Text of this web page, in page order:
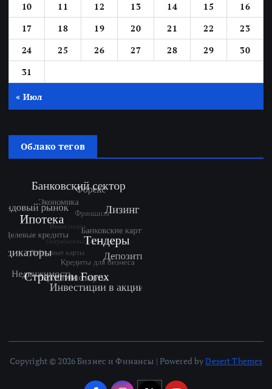
10
11 12 13 14 15
16
17
18 19 20 21 22
23
24
25 26 27 28 29
30
31
« Июл
Облако тегов
Copyright © 2026 Бизнес и Финансы | Powered byDesert Themes